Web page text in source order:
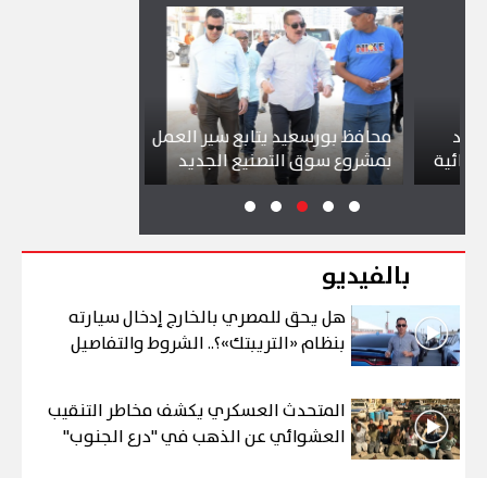
محافظ بورسعيد يتابع سير العمل
بمشروع سوق التصنيع الجديد
بالفيديو
هل يحق للمصري بالخارج إدخال سيارته
بنظام «التريبتك»؟.. الشروط والتفاصيل
المتحدث العسكري يكشف مخاطر التنقيب
العشوائي عن الذهب في "درع الجنوب"